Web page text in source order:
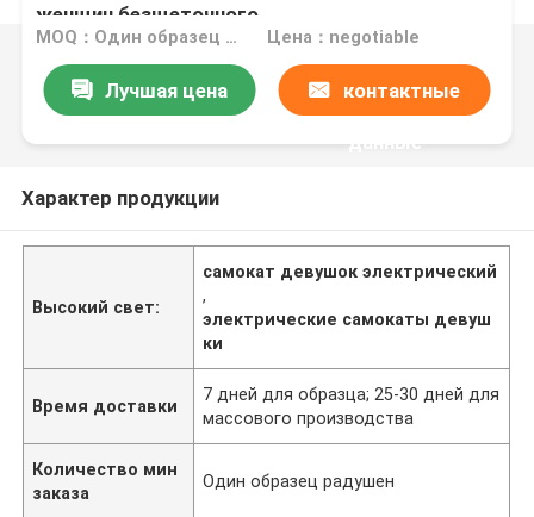
женщин безщеточного
MOQ：Один образец радушен Цена：negotiable
Лучшая цена контактные
данные
Характер продукции
Высокий свет:
самокат девушок электрический
,
электрические самокаты девуш
ки
Время доставки
7 дней для образца; 25-30 дней для
массового производства
Количество мин
заказа
Один образец радушен